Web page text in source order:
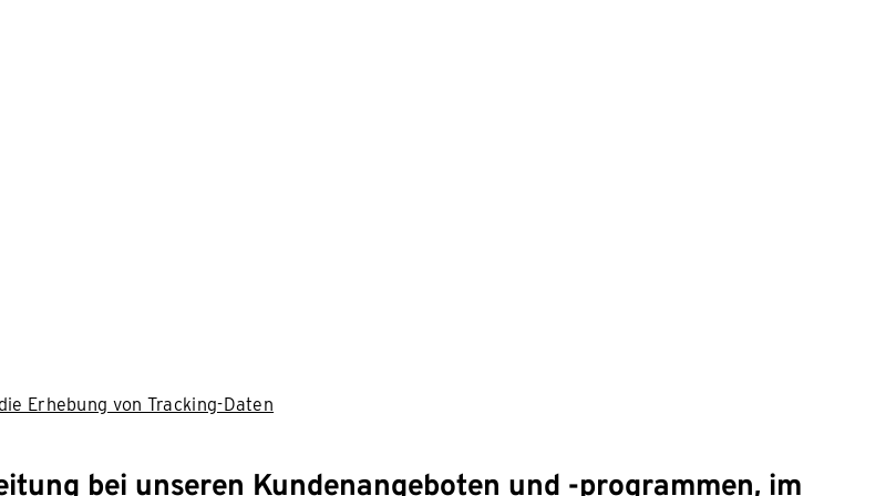
Erhebung von Tracking-Daten
bei unseren Kundenangeboten und -programmen, im